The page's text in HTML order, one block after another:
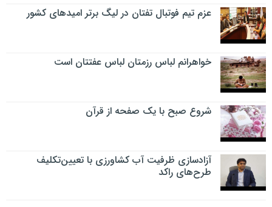
عزم تیم فوتبال تفتان در لیگ برتر امیدهای کشور
خواهرانم لباس رزمتان لباس عفتتان است
شروع صبح با یک صفحه از قرآن
آزادسازی ظرفیت آب کشاورزی با تعیین‌تکلیف
طرح‌های راکد